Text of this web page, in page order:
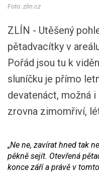
Foto: zlin.cz
ZLÍN - Utěšený
pětadvacítky v
Pořád jsou tu k
sluníčku je přímo
devatenáct, možná
zrovna zimomřiví,
„Ne ne, zavírat hned tak
pěkně sejít. Otevřená
konce září a právě v